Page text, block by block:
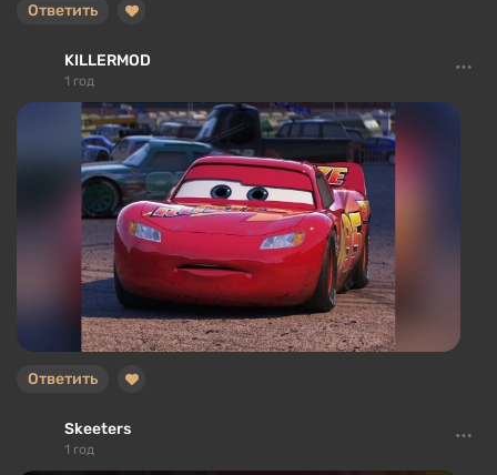
Ответить
KILLERMOD
1 год
Ответить
Skeeters
1 год